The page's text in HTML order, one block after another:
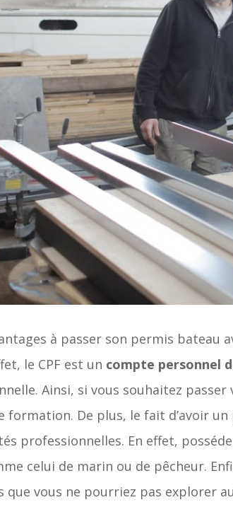
à passer son permis bateau
le CPF est un compte personnel
Ainsi, si vous souhaitez
formation. De plus, le fait d’avoir
professionnelles. En effet,
celui de marin ou de pêcheur.
vous ne pourriez pas explorer